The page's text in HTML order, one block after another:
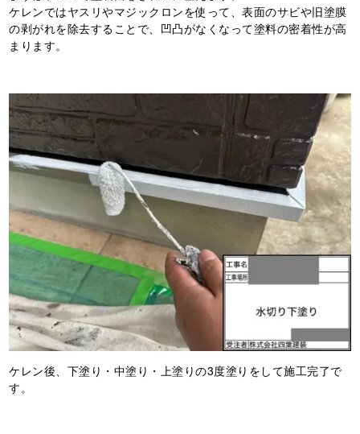
ケレンではヤスリやマジックロンを使って、表面のサビや旧塗膜
の剥がれを除去することで、凹凸がなくなって塗料の密着性が高
まります。
ケレン後、下塗り・中塗り・上塗りの3度塗りをして施工完了で
す。